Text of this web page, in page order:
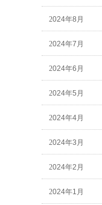
2024年8月
2024年7月
2024年6月
2024年5月
2024年4月
2024年3月
2024年2月
2024年1月